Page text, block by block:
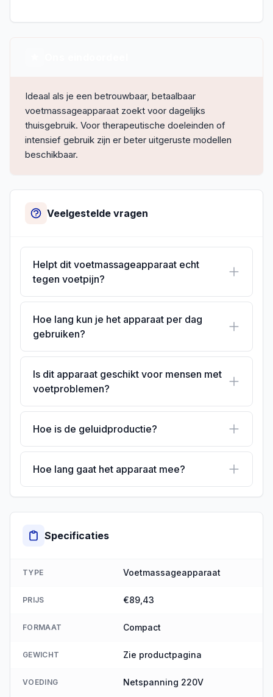
Ideaal als je een betrouwbaar, betaalbaar
voetmassageapparaat zoekt voor dagelijks
thuisgebruik. Voor therapeutische doeleinden of
intensief gebruik zijn er beter uitgeruste modellen
beschikbaar.
Veelgestelde vragen
Helpt dit voetmassageapparaat echt
tegen voetpijn?
Hoe lang kun je het apparaat per dag
gebruiken?
Is dit apparaat geschikt voor mensen met
voetproblemen?
Hoe is de geluidproductie?
Hoe lang gaat het apparaat mee?
Specificaties
TYPE Voetmassageapparaat
PRIJS €89,43
FORMAAT Compact
GEWICHT Zie productpagina
VOEDING Netspanning 220V